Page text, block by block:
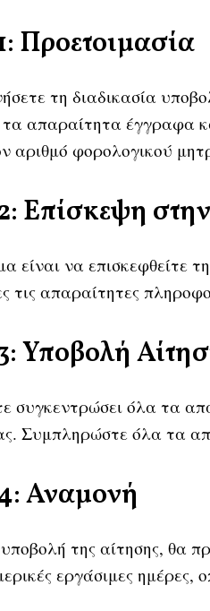
Προετοιμασία
τη διαδικασία
απαραίτητα έγγραφα
φορολογικού
Επίσκεψη
είναι να επισκεφθείτε
τις απαραίτητες
Υποβολή
συγκεντρώσει όλα τα
Συμπληρώστε όλα τα
Αναμονή
της αίτησης, θα
εργάσιμες ημέρες,